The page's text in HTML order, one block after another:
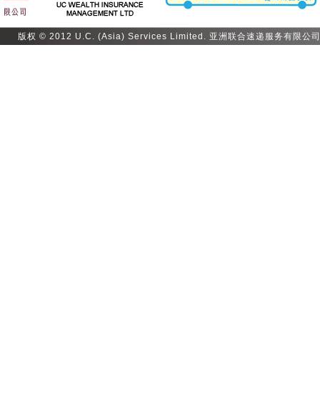
版权 © 2012 U.C. (Asia) Services Limited. 亚洲联合速递服务有限公